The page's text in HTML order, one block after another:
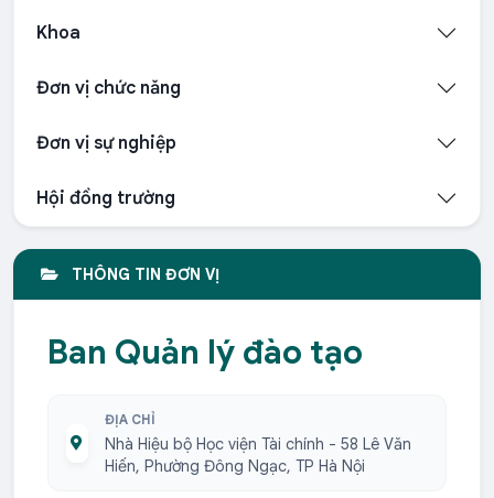
Khoa
Đơn vị chức năng
Đơn vị sự nghiệp
Hội đồng trường
THÔNG TIN ĐƠN VỊ
Ban Quản lý đào tạo
ĐỊA CHỈ
Nhà Hiệu bộ Học viện Tài chính - 58 Lê Văn
Hiến, Phường Đông Ngạc, TP Hà Nội